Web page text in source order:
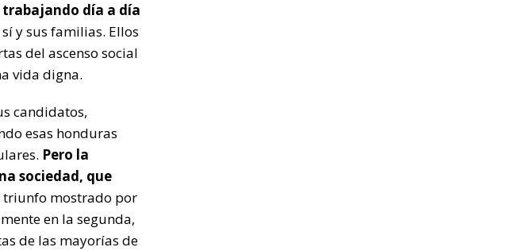
trabajando día a día
y sus familias. Ellos
del ascenso social
vida digna.
candidatos,
esas honduras
Pero la
sociedad, que
triunfo mostrado por
en la segunda,
de las mayorías de